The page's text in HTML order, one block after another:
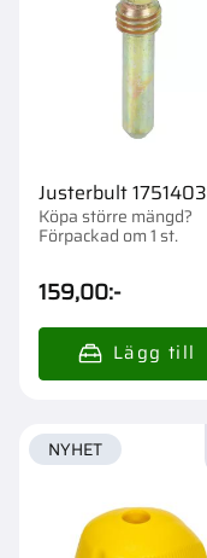
Justerbult
Köpa större mängd?
Förpackad om 1 st.
159,00:-
NYHET